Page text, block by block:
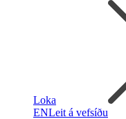
Loka
ENLeit á vefsíðu